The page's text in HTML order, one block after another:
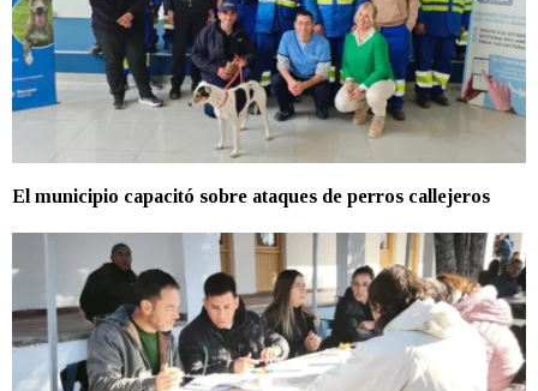
El municipio capacitó sobre ataques de perros callejeros